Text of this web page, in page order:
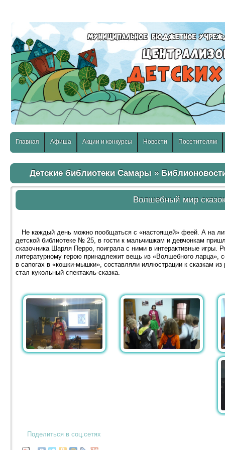
Главная Афиша Акции и конкурсы Новости Посетителям
Детские библиотеки Самары»
Волшебный мир
Не каждый день можно пообщаться с «настоящей» феей. А на
детской библиотеке № 25, в гости к мальчишкам и девчонкам
сказочника Шарля Перро, поиграла с ними в интерактивные игры.
литературному герою принадлежит вещь из «Волшебного ларца»,
в сапогах в «кошки-мышки», составляли иллюстрации к сказкам
стал кукольный спектакль-сказка.
Поделиться в соц.сетях